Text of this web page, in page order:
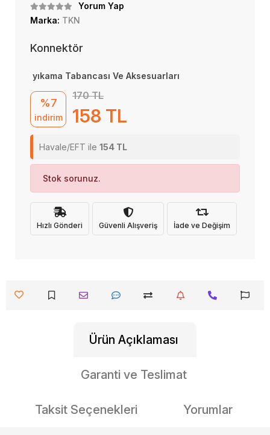
Yorum Yap
Marka: TKN
Konnektör
yıkama Tabancası Ve Aksesuarları
%7
indirim
170 TL
158 TL
Havale/EFT ile 154 TL
Stok sorunuz.
Hızlı Gönderi Güvenli Alışveriş İade ve Değişim
Ürün Açıklaması
Garanti ve Teslimat
Taksit Seçenekleri Yorumlar